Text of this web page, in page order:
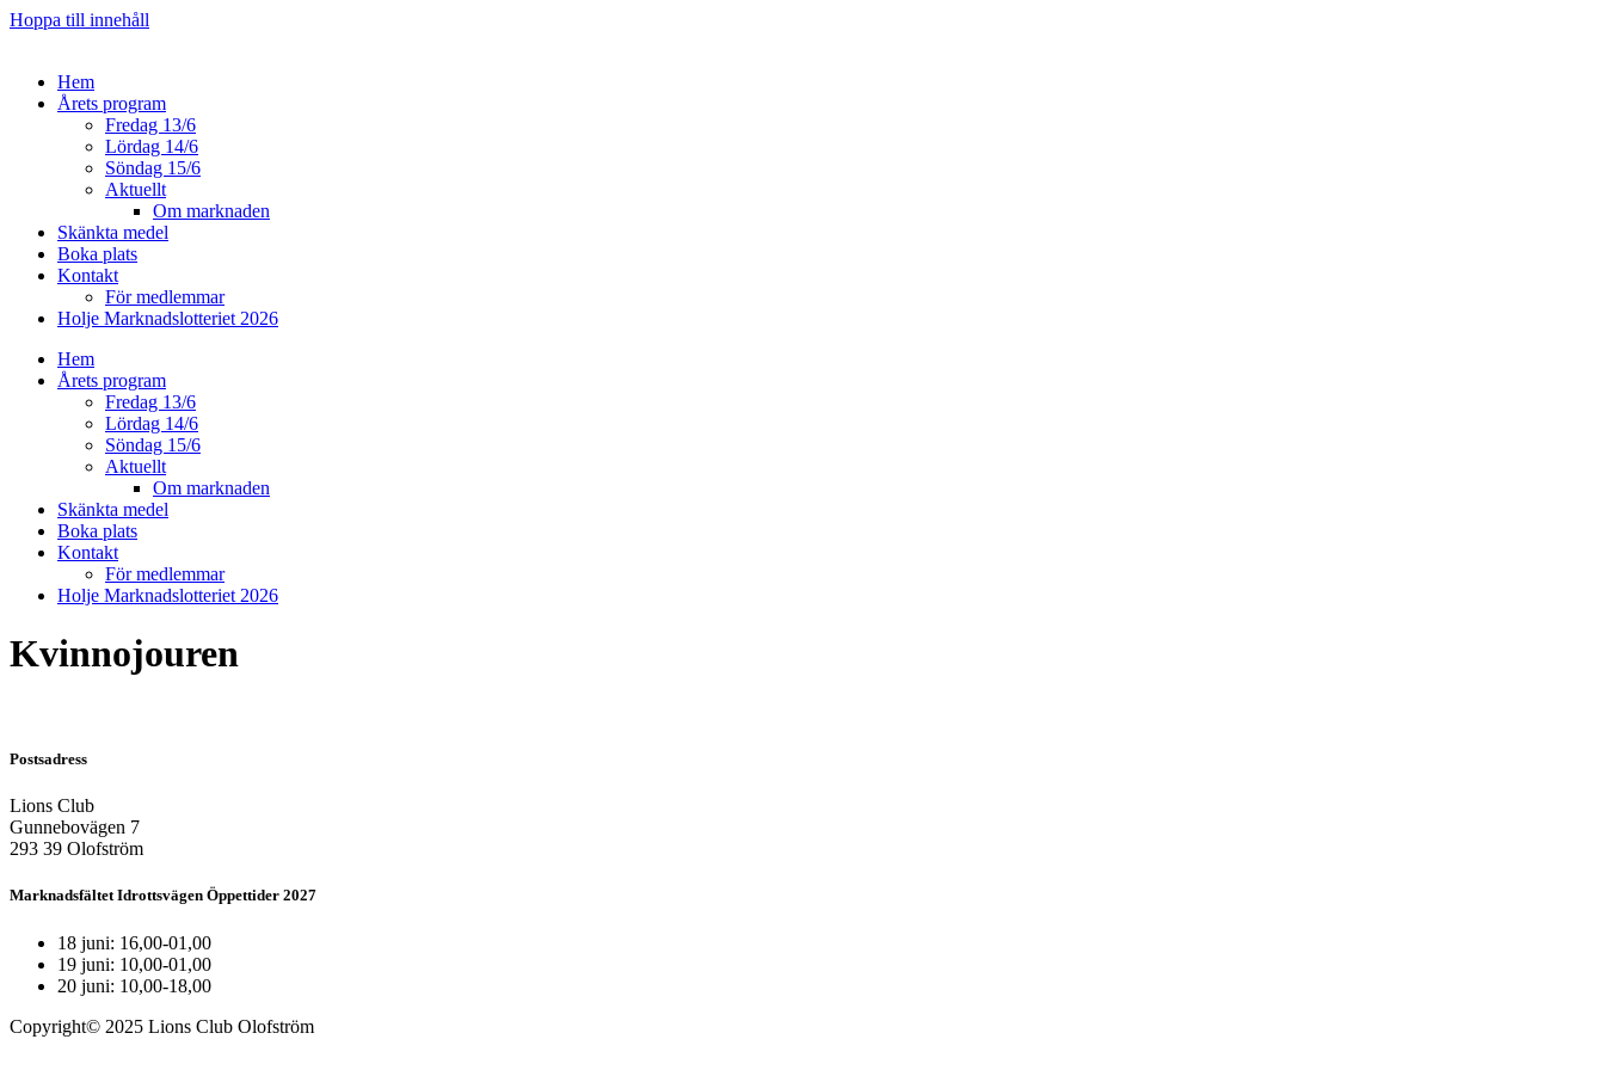
Hoppa till innehåll
Hem
Årets program
Fredag 13/6
Lördag 14/6
Söndag 15/6
Aktuellt
Om marknaden
Skänkta medel
Boka plats
Kontakt
För medlemmar
Holje Marknadslotteriet 2026
Hem
Årets program
Fredag 13/6
Lördag 14/6
Söndag 15/6
Aktuellt
Om marknaden
Skänkta medel
Boka plats
Kontakt
För medlemmar
Holje Marknadslotteriet 2026
Kvinnojouren
Postsadress
Lions Club
Gunnebovägen 7
293 39 Olofström
Marknadsfältet Idrottsvägen Öppettider 2027
18 juni: 16,00-01,00
19 juni: 10,00-01,00
20 juni: 10,00-18,00
Copyright© 2025 Lions Club Olofström